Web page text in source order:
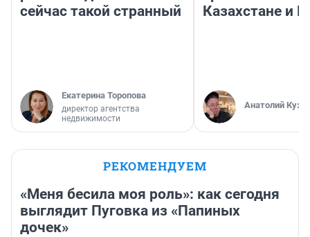
сейчас такой странный
Екатерина Торопова
директор агентства
недвижимости
Казахстане и
Анатолий
РЕКОМЕНДУЕМ
«Меня бесила моя роль»: как сегодня
выглядит Пуговка из «Папиных
дочек»